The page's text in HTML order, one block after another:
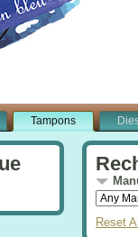
Tampons
Reset